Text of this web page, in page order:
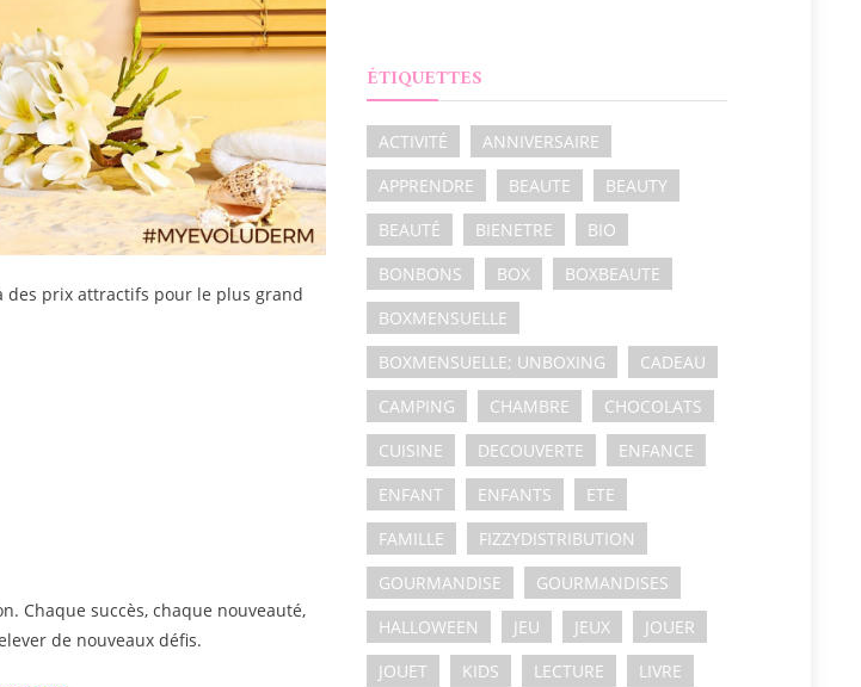
des prix attractifs pour le plus grand
Chaque succès, chaque nouveauté,
de nouveaux défis.
ÉTIQUETTES
ACTIVITÉ
ANNIVERSAIRE
APPRENDRE
BEAUTE
BEAUTY
BEAUTÉ
BIENETRE
BIO
BONBONS
BOX
BOXBEAUTE
BOXMENSUELLE
BOXMENSUELLE; UNBOXING
CADEAU
CAMPING
CHAMBRE
CHOCOLATS
CUISINE
DECOUVERTE
ENFANCE
ENFANT
ENFANTS
ETE
FAMILLE
FIZZYDISTRIBUTION
GOURMANDISE
GOURMANDISES
HALLOWEEN
JEU JEUX
JOUER
JOUET
KIDS LECTURE
LIVRE